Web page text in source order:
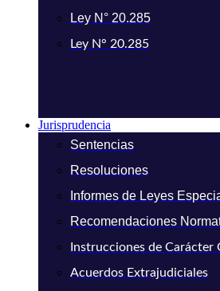
Ley N° 20.285
Ley N° 20.285
Jurisprudencia
Sentencias
Resoluciones
Informes de Leyes
Recomendaciones
Instrucciones de Carácter
Acuerdos Extrajudiciales